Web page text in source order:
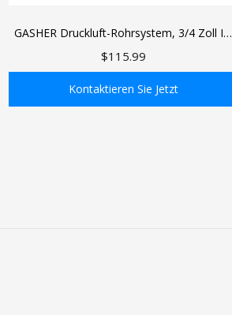
GASHER Druckluft-Rohrsystem, 3/4 Zoll ID
HDPE-Rohr, Garagen- und Werkstatt-
zu installieren
$115.99
Kontaktieren Sie Jetzt